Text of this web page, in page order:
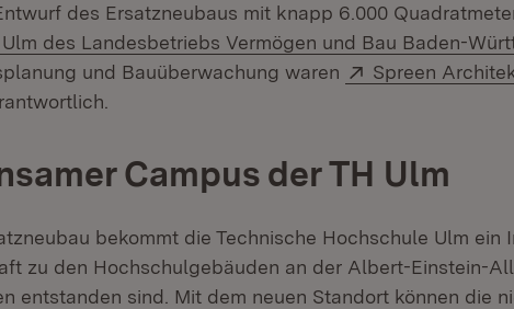
des Ersatzneubaus mit knapp 6.000
des Landesbetriebs Vermögen und Bau Baden-
und Bauüberwachung waren
Extern:
Spreen
Campus der TH Ulm
bekommt die Technische Hochschule Ulm ein
zu den Hochschulgebäuden an der Albert-Einstein-
entstanden sind. Mit dem neuen Standort können die